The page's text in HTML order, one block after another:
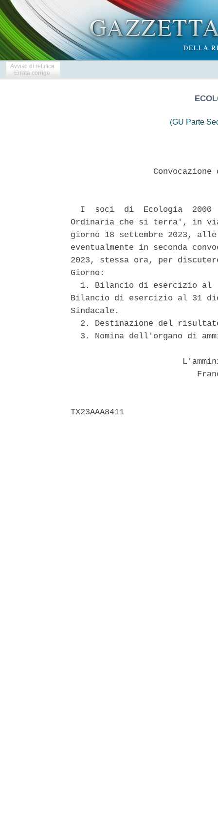
Avviso di rettifica
Errata corrige
(GU Parte
I  soci  di  Ecologia  2000
Ordinaria che si terra', in
giorno 18 settembre 2023,
eventualmente in seconda
2023, stessa ora, per
Giorno:
1. Bilancio di esercizio al
Bilancio di esercizio al 31
Sindacale.
2. Destinazione del
3. Nomina dell'organo di